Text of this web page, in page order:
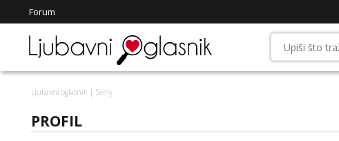
Forum
Ljubavni oglasnik | Semy
PROFIL